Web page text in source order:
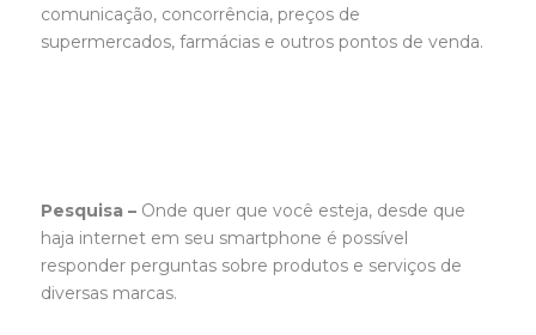
comunicação, concorrência, preços de
supermercados, farmácias e outros pontos de venda.
Pesquisa – Onde quer que você esteja, desde que
haja internet em seu smartphone é possível
responder perguntas sobre produtos e serviços de
diversas marcas.